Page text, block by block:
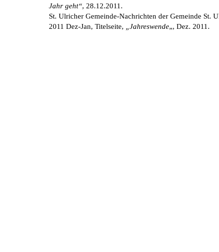
Jahr geht“, 28.12.2011.
St. Ulricher Gemeinde-Nachrichten der Gemeinde St.
2011 Dez-Jan, Titelseite,
„Jahreswende„, Dez. 2011.